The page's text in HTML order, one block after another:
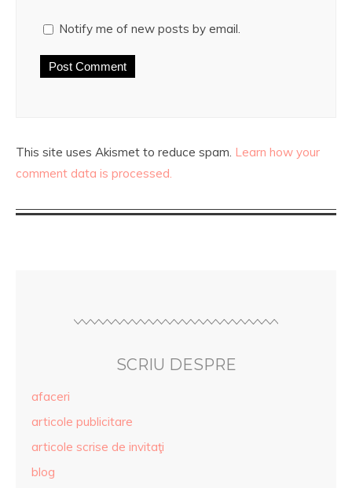
Notify me of new posts by email.
This site uses Akismet to reduce spam. Learn how your
comment data is processed.
SCRIU DESPRE
afaceri
articole publicitare
articole scrise de invitaţi
blog